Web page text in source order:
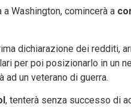
Washington, comincerà a
dichiarazione dei redditi,
per poi posizionarlo in
un veterano di guerra.
, tenterà senza successo di